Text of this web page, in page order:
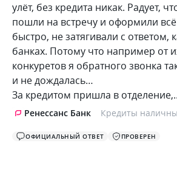
улёт, без кредита никак. Радует,
пошли на встречу и оформили
быстро, не затягивали с ответом,
банках. Потому что например от
конкуретов я обратного звонка
и не дождалась…
За кредитом пришла в
Ренессанс Банк Кредиты
ОФИЦИАЛЬНЫЙ ОТВЕТ ПРОВЕРЕН